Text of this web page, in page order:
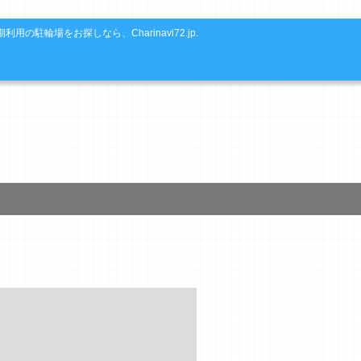
利用の駐輪場をお探しなら、Charinavi72.jp.